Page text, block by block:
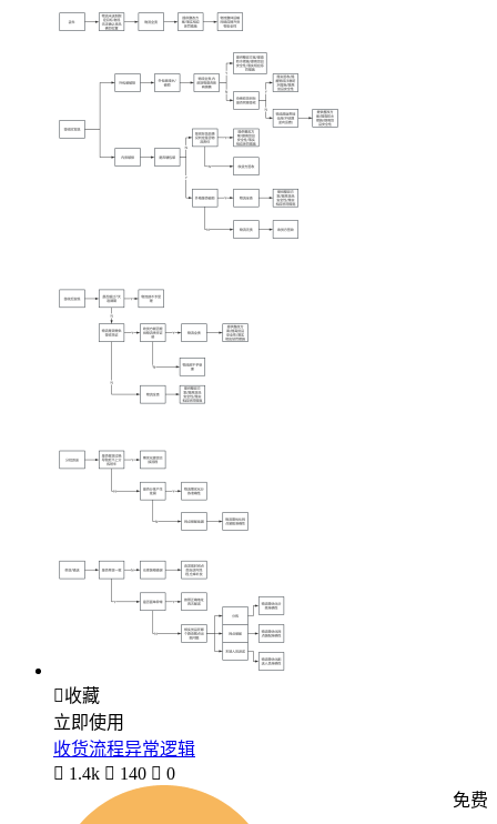
收藏
立即使用
收货流程异常逻辑
 1.4k  140  0
免费